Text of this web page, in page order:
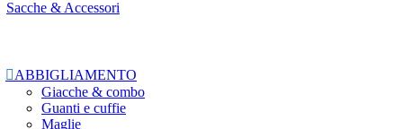
Sacche & Accessori
ABBIGLIAMENTO
Giacche & combo
Guanti e cuffie
Maglie